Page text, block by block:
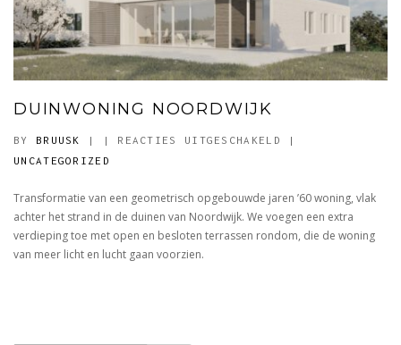
DUINWONING NOORDWIJK
BY BRUUSK | | REACTIES UITGESCHAKELD VOOR
|
UNCATEGORIZED
Transformatie van een geometrisch opgebouwde jaren ’60 woning, vlak
achter het strand in de duinen van Noordwijk. We voegen een extra
verdieping toe met open en besloten terrassen rondom, die de woning
van meer licht en lucht gaan voorzien.